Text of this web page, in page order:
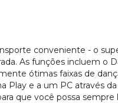
conveniente - o
As funções incluem o
ótimas faixas de
Play e a um PC através
que você possa sempre